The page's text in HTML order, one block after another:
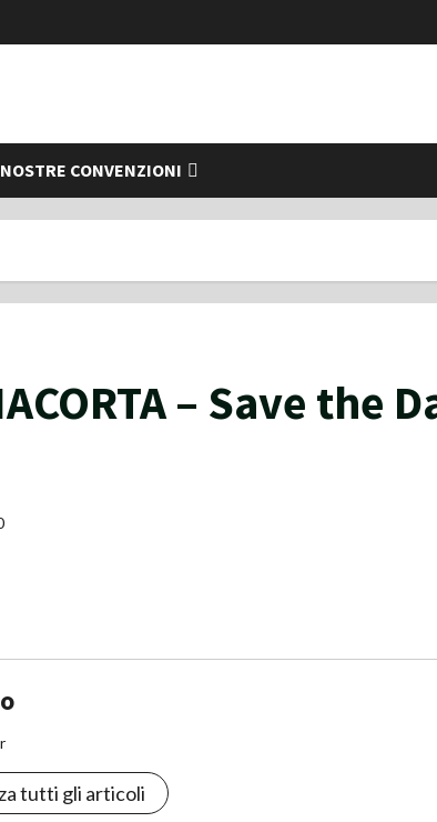
CONVENZIONI
– Save the
tutti gli articoli